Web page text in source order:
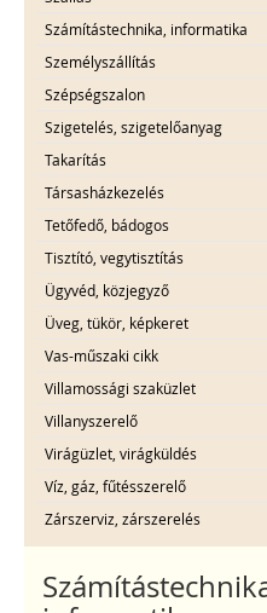
Számítástechnika, informatika
Személyszállítás
Szépségszalon
Szigetelés, szigetelőanyag
Takarítás
Társasházkezelés
Tetőfedő, bádogos
Tisztító, vegytisztítás
Ügyvéd, közjegyző
Üveg, tükör, képkeret
Vas-műszaki cikk
Villamossági szaküzlet
Villanyszerelő
Virágüzlet, virágküldés
Víz, gáz, fűtésszerelő
Zárszerviz, zárszerelés